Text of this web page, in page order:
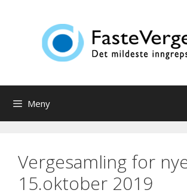
Meny
Vergesamling for
15.oktober 2019